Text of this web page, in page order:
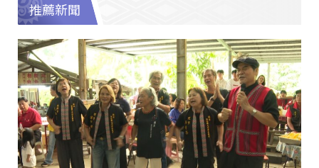
推薦新聞